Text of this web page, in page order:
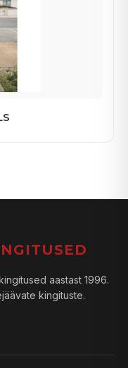
aastast 1996.
kingituste.